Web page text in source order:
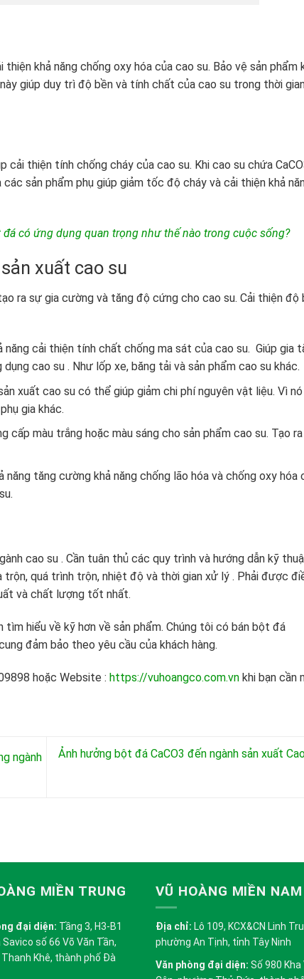
khả năng chống oxy hóa của cao su. Bảo vệ sản phẩm
giúp duy trì độ bền và tính chất của cao su trong thời
thiện tính chống cháy của cao su. Khi cao su chứa
sản phẩm phụ giúp giảm tốc độ cháy và cải thiện khả
đá có ứng dụng quan trọng như thế nào trong cuộc sống?
xuất cao su
ra sự gia cường và tăng độ cứng cho cao su. Cải thiện độ
năng cải thiện tính chất chống ma sát của cao su. Giúp gia
cao su . Như lốp xe, băng tải và sản phẩm cao su khác.
xuất cao su có thể giúp giảm chi phí nguyên vật liệu. Vì nó
gia khác.
cấp màu trắng hoặc màu sáng cho sản phẩm cao su. Tạo ra
năng tăng cường khả năng chống lão hóa và chống oxy hóa
cao su . Cần tuân thủ các quy trình và hướng dẫn kỹ
quá trình trộn, nhiệt độ và thời gian xử lý . Phải được
và chất lượng tốt nhất.
tìm hiểu về kỹ hơn về sản phẩm. Chúng tôi có bán bột đá
đảm bảo theo yêu cầu của khách hàng.
hoặc Website : https://vuhoangco.com.vn khi bạn cần
ngành
Ảnh hưởng bột đá CaCO3 đến ngành sản xuất
MIỀN TRUNG
đại diện: Tầng 3, H3-B1
Savico số 66 Võ Văn Tần,
Khê, thành phố Đà
VŨ HOÀNG MIỀN NAM
Địa chỉ: Lô 109, KCX&CN Linh
phường An Tịnh, tỉnh Tây Ninh
Văn phòng đại diện: Số 980 Kha